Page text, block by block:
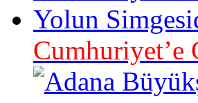
Cumhuriyet’e